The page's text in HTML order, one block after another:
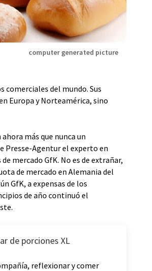
computer generated picture
comerciales del mundo. Sus
Europa y Norteamérica, sino
más que nunca un
Presse-Agentur el experto en
mercado GfK. No es de extrañar,
de mercado en Alemania del
GfK, a expensas de los
de año continuó el
de porciones XL
reflexionar y comer